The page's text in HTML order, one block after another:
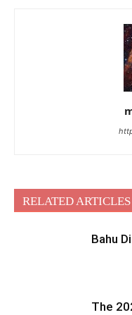
RELATED ARTICLES
Bahu
The